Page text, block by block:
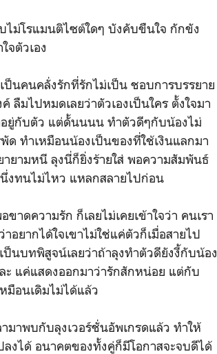
ไม่โรแมนติไซต์ใดๆ บังคับขืนใจ กักขัง
จตัวเอง
ป็นคนคลั่งรักที่รักไม่เป็น ชอบการบรรยาย
มไปหมดเลยว่าตัวเองเป็นใคร ตั้งใจมา
อยู่กับตัว แต่ดั้นนนน ทำตัวดีๆกับน้องไม่
ทำเหมือนน้องเป็นของที่ใช้เงินแลกมา
ยามหนี ลุงนี่ก็ยิ่งร้ายใส่ พอความสัมพันธ์
งทนไม่ไหว แหลกสลายไปก่อน
ดความรัก ก็เลยไม่เคยเข้าใจว่า คนเรา
อยากได้ใจเขาไม่ใช่แค่ตัวก็เมื่อสายไป
นบทพิสูจน์เลยว่าถ้าลุงทำตัวดียังงี้กับน้อง
แค่แสดงออกมาว่ารักสักหน่อย แต่กับ
มือนเดิมไม่ได้แล้ว
มาพบกับลุงเวอร์ชั่นอัพเกรดแล้ว ทำให้
งได้ อนาคตของทั้งคู่ก็มีโอกาสจะจบดีได้